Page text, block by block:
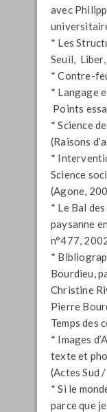
avec
* Les
Seuil,
* Contre-
* Langage
Points
* Science
(Raisons
*
Science
(Agone,
* Le Bal
paysanne
n°477,
*
Bourdieu,
Christine
Pierre
Temps des
* Images
texte et
(Actes Sud
* Si le
parce que